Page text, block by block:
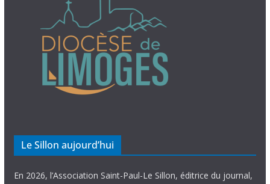
Le Sillon aujourd’hui
En 2026, l’Association Saint-Paul-Le Sillon, éditrice du journal,